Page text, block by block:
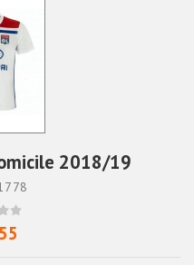
2018/19